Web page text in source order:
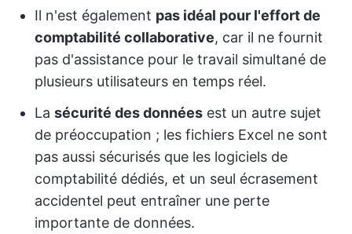
Il n'est également pas idéal pour l'effort de
comptabilité collaborative, car il ne fournit
pas d'assistance pour le travail simultané de
plusieurs utilisateurs en temps réel.
La sécurité des données est un autre sujet
de préoccupation ; les fichiers Excel ne sont
pas aussi sécurisés que les logiciels de
comptabilité dédiés, et un seul écrasement
accidentel peut entraîner une perte
importante de données.